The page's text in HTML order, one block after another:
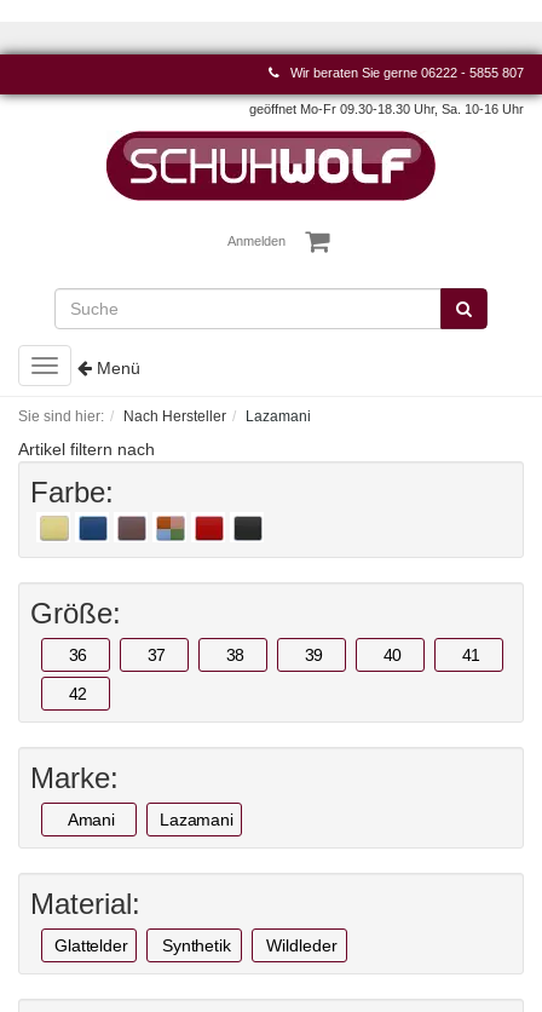
Wir beraten Sie gerne 06222 - 5855 807
geöffnet Mo-Fr 09.30-18.30 Uhr, Sa. 10-16 Uhr
Anmelden
Toggle
navigation
Menü
Sie sind hier: Nach Hersteller Lazamani
Artikel filtern nach
Farbe:
Größe:
36 37 38 39 40 41
42
Marke:
Amani Lazamani
Material:
Glattelder Synthetik Wildleder